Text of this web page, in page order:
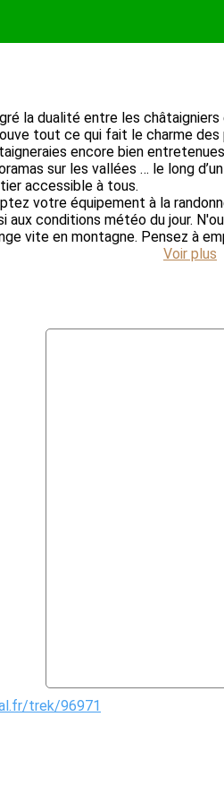
la dualité entre les
tout ce qui fait le charme des
encore bien
sur les vallées … le long
accessible à tous.
votre équipement à la
aux conditions météo du jour.
vite en montagne. Pensez à
Voir plus
trek/96971